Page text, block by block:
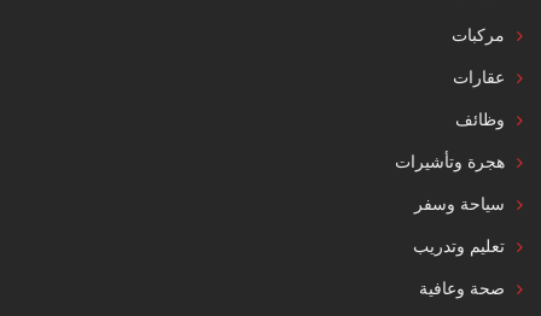
مركبات
عقارات
وظائف
هجرة وتأشيرات
سياحة وسفر
تعليم وتدريب
صحة وعافية